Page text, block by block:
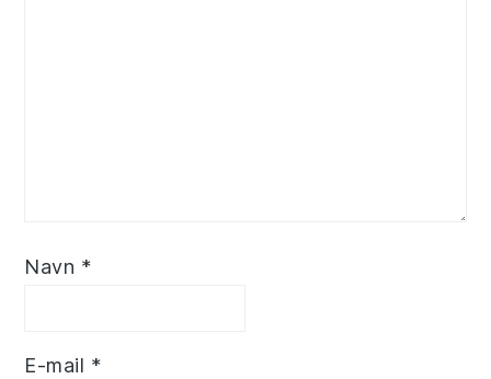
Navn *
E-mail *